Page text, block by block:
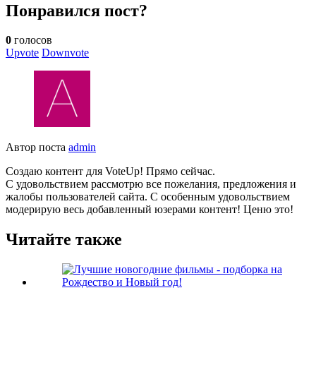
Понравился пост?
0 голосов
Upvote Downvote
Автор поста admin
Создаю контент для VoteUp! Прямо сейчас.
С удовольствием рассмотрю все пожелания, предложения и
жалобы пользователей сайта. С особенным удовольствием
модерирую весь добавленный юзерами контент! Ценю это!
Читайте также